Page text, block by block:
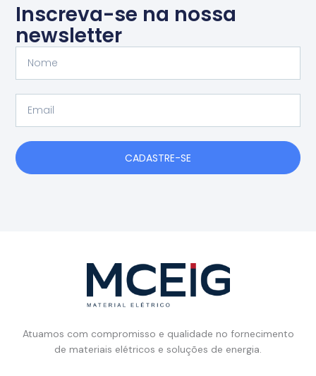
Inscreva-se na nossa
newsletter
CADASTRE-SE
Atuamos com compromisso e qualidade no fornecimento
de materiais elétricos e soluções de energia.